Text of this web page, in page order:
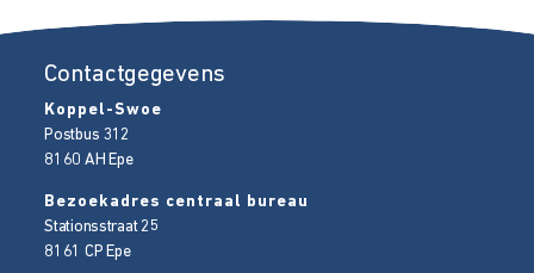
Contactgegevens
Koppel-Swoe
Postbus 312
8160 AH Epe
Bezoekadres centraal bureau
Stationsstraat 25
8161 CP Epe